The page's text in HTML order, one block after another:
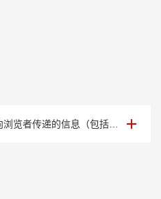
网页设计，是根据企业希望向浏览者传递的信息（包括产品、服务、理念、文化），进行网···